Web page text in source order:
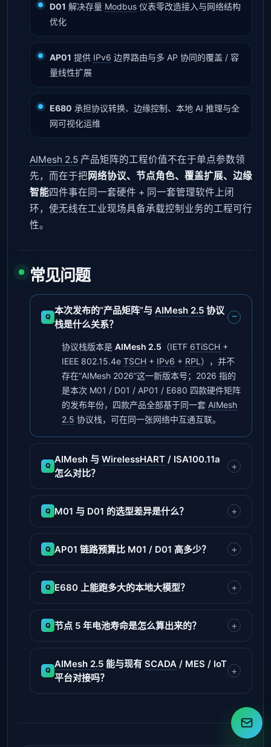
D01 解决存量 Modbus 仪表零改造接入与网络结构
优化
AP01 提供 IPv6 边界路由与多 AP 协同的覆盖 / 容
量线性扩展
E680 承担协议转换、边缘控制、本地 AI 推理与全
网可视化运维
AIMesh 2.5 产品矩阵的工程价值不在于单点参数领
先，而在于把 网络协议、节点角色、覆盖扩展、边缘
智能四件事在同一套硬件 + 同一套管理软件上闭
环，使无线在工业现场具备承载控制业务的工程可行
性。
常见问题
本次发布的“产品矩阵”与 AIMesh 2.5 协议
栈是什么关系？
协议栈版本是 AIMesh 2.5 （IETF 6TiSCH +
IEEE 802.15.4e TSCH + IPv6 + RPL ），并不
存在“AIMesh 2026”这一新版本号；2026 指的
是本次 M01 / D01 / AP01 / E680 四款硬件矩阵
的发布年份，四款产品全部基于同一套 AIMesh
2.5 协议栈，可在同一张网络中互通互联。
AIMesh 与 WirelessHART / ISA100.11a
怎么对比？
M01 与 D01 的选型差异是什么？
AP01 链路预算比 M01 / D01 高多少？
E680 上能跑多大的本地大模型？
节点 5 年电池寿命是怎么算出来的？
AIMesh 2.5 能与现有 SCADA / MES / IoT
平台对接吗？